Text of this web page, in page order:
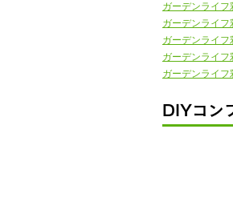
ガーデンライフ
ガーデンライフ
ガーデンライフ
ガーデンライフ
ガーデンライフ
DIYコン